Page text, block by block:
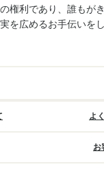
権利であり、誰もが
を広めるお手伝いを
よ
お